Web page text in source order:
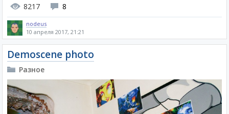
8217 8
nodeus
10 апреля 2017, 21:21
Demoscene photo
Разное